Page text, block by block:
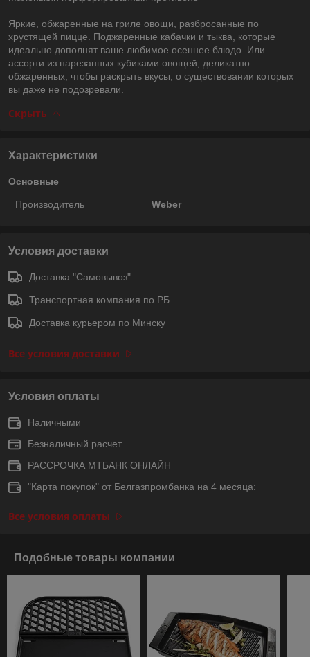
Яркие, обжаренные на гриле овощи, разбросанные по
хрустящей пицце. Поджаренные кабачки и тыква, которые
идеально дополнят ваше любимое осеннее блюдо. Или
ассорти из нарезанных кубиками овощей, деликатно
обжаренных, чтобы раскрыть вкусы, о существовании которых
вы даже не подозревали.
Скрыть
Характеристики
Основные
Производитель Weber
Условия доставки
Доставка "Самовывоз"
Транспортная компания по РБ
Доставка курьером по Минску
Все условия доставки
Условия оплаты
Наличными
Безналичный расчет
РАССРОЧКА МТБАНК ОНЛАЙН
"Карта покупок" от Белгазпромбанка на 4 месяца:
Все условия оплаты
Подобные товары компании